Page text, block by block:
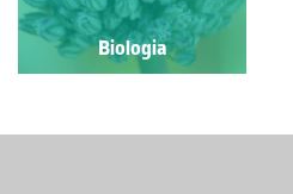
Biologia
Biologia